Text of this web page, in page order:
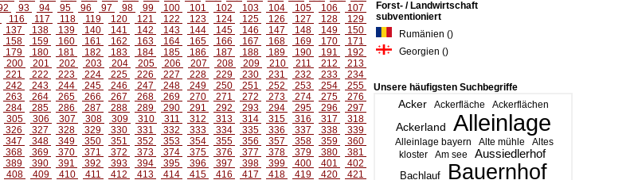
Forst- / Landwirtschaft
subventioniert
Rumänien ()
Georgien ()
Unsere häufigsten Suchbegriffe
Acker Ackerfläche Ackerflächen
Ackerland Alleinlage
Alleinlage bayern Alte mühle
Altes
kloster
Am see Aussiedlerhof
Bachlauf Bauernhof
93 94 95 96 97 98 99 100 101 102 103 104 105 106
107
116 117 118 119 120 121 122 123 124 125 126 127 128
129
137 138 139 140 141 142 143 144 145 146 147 148 149
150
158 159 160 161 162 163 164 165 166 167 168 169 170
171
179 180 181 182 183 184 185 186 187 188 189 190 191
192
200 201 202 203 204 205 206 207 208 209 210 211 212
213
221 222 223 224 225 226 227 228 229 230 231 232 233
234
242 243 244 245 246 247 248 249 250 251 252 253 254
255
263 264 265 266 267 268 269 270 271 272 273 274 275
276
284 285 286 287 288 289 290 291 292 293 294 295 296
297
305 306 307 308 309 310 311 312 313 314 315 316 317
318
326 327 328 329 330 331 332 333 334 335 336 337 338
339
347 348 349 350 351 352 353 354 355 356 357 358 359
360
368 369 370 371 372 373 374 375 376 377 378 379 380
381
389 390 391 392 393 394 395 396 397 398 399 400 401
402
408 409 410 411 412 413 414 415 416 417 418 419 420 421